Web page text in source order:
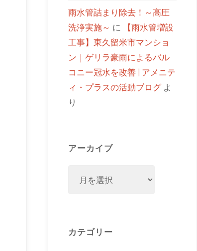
雨水管詰まり除去！～高圧
洗浄実施～ に
【雨水管増設
工事】東久留米市マンショ
ン｜ゲリラ豪雨によるバル
コニー冠水を改善 | アメニテ
ィ・プラスの活動ブログよ
り
アーカイブ
カテゴリー